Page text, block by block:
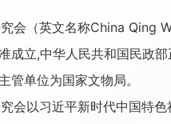
（英文名称China Qing
成立,中华人民共和国民政
管单位为国家文物局。
以习近平新时代中国特色